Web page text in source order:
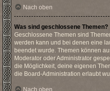
Nach oben
Was sind geschlossene Themen?
Geschlossene Themen sind
werden kann und bei denen eine
beendet wurde. Themen können
Moderator oder Administrator
die Möglichkeit, deine eigenen
die Board-Administration erlaubt
Nach oben